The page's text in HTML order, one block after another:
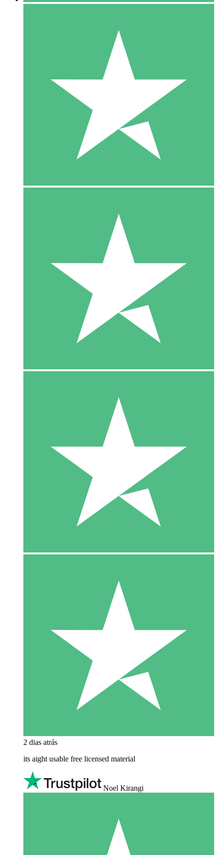
2 dias atrás
its aight usable free licensed material
Noel Kirangi